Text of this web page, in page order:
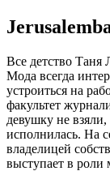
Все детство Таня
Мода всегда
устроиться на
факультет
девушку не взяли,
исполнилась. На
владелицей
выступает в роли